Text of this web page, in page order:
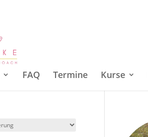
FAQ Termine Kurse